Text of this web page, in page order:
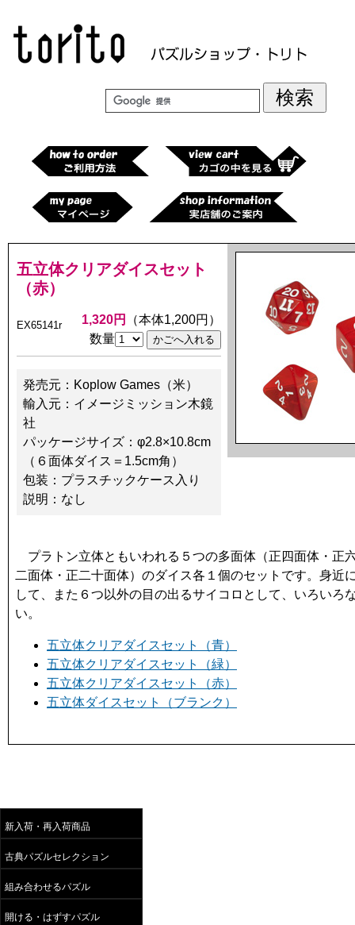
五立体クリアダイスセット
（赤）
EX65141r 1,320円
（本体1,200円）
数量
発売元：Koplow Games（米）
輸入元：イメージミッション木鏡
社
パッケージサイズ：φ2.8×10.8cm
（６面体ダイス＝1.5cm角）
包装：プラスチックケース入り
説明：なし
プラトン立体ともいわれる５つの多面体（正四面体・正
二面体・正二十面体）のダイス各１個のセットです。身近
して、また６つ以外の目の出るサイコロとして、いろいろ
い。
五立体クリアダイスセット（青）
五立体クリアダイスセット（緑）
五立体クリアダイスセット（赤）
五立体ダイスセット（ブランク）
新入荷・再入荷商品
古典パズルセレクション
組み合わせるパズル
開ける・はずすパズル